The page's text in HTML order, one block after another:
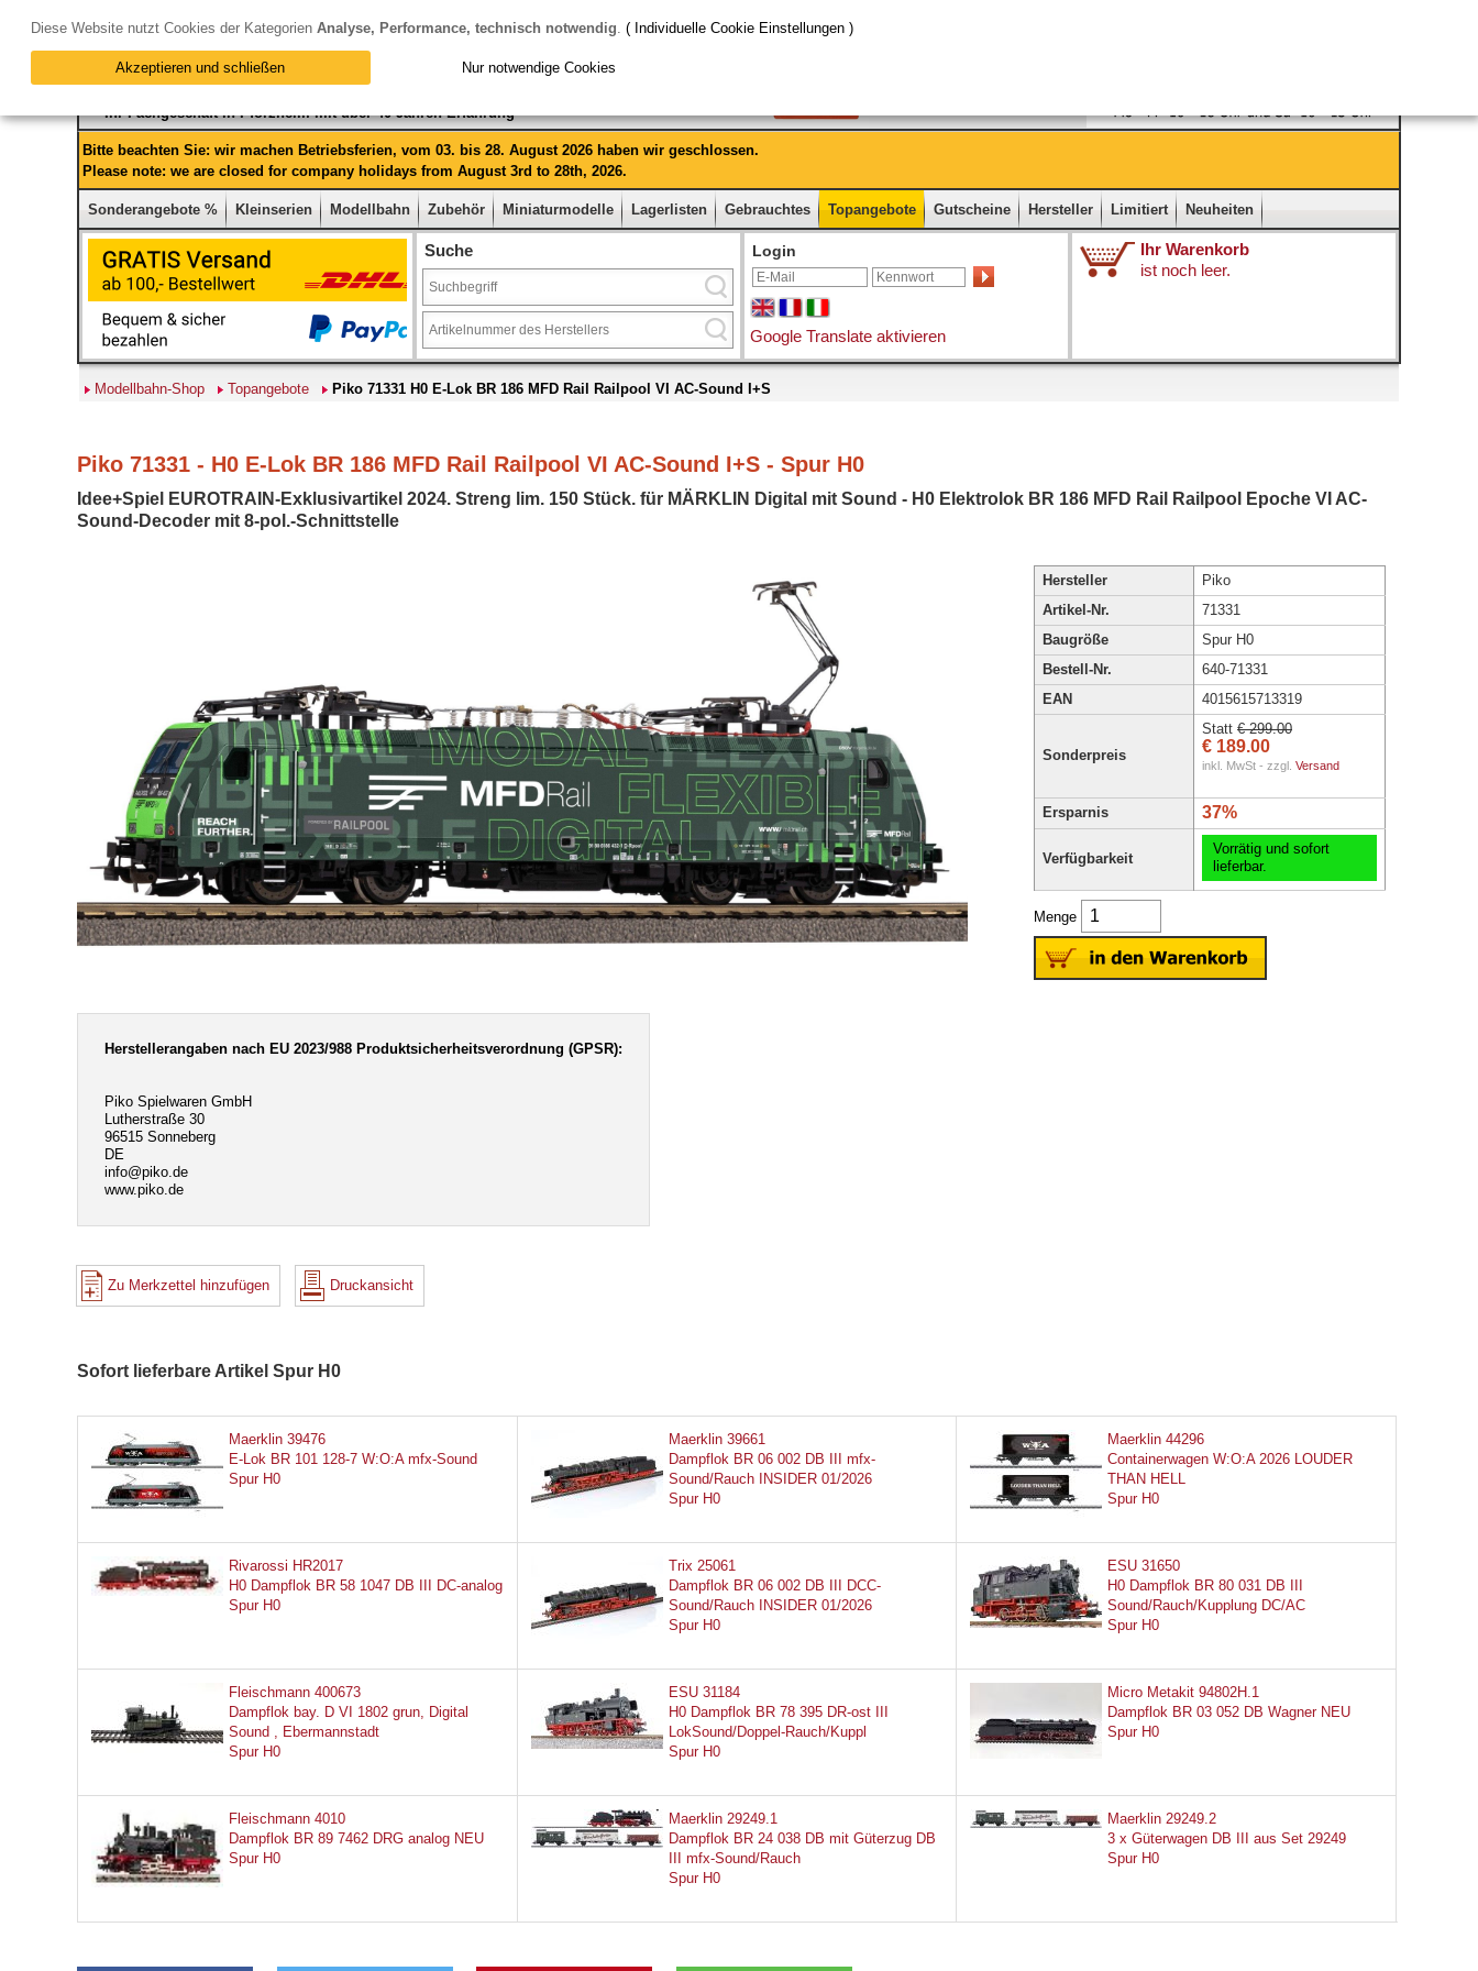
Ihr Fachgeschäft in Pforzheim mit über 40 Jahren Erfahrung
Bitte beachten Sie: wir machen Betriebsferien, vom 03. bis 28. August 2026 haben wir geschlossen.
Please note: we are closed for company holidays from August 3rd to 28th, 2026.
Sonderangebote % Kleinserien Modellbahn Zubehör Miniaturmodelle Lagerlisten Gebrauchtes Topangebote Gutscheine Hersteller Limitiert Neuheiten
Suche Login
Google Translate aktivieren
Ihr Warenkorb
ist noch leer.
Modellbahn-Shop Topangebote Piko 71331 H0 E-Lok BR 186 MFD Rail Railpool VI AC-Sound I+S
Piko 71331 - H0 E-Lok BR 186 MFD Rail Railpool VI AC-Sound I+S - Spur H0
Idee+Spiel EUROTRAIN-Exklusivartikel 2024. Streng lim. 150 Stück. für MÄRKLIN Digital mit Sound - H0 Elektrolok BR 186 MFD Rail Railpool Epoche VI AC-
Sound-Decoder mit 8-pol.-Schnittstelle
Hersteller
Piko
Artikel-Nr.
71331
Baugröße
Spur H0
Bestell-Nr.
640-71331
EAN
4015615713319
Sonderpreis
Statt € 299.00
€ 189.00
inkl. MwSt - zzgl. Versand
Ersparnis 37%
Verfügbarkeit
Vorrätig und sofort
lieferbar.
Menge
Herstellerangaben nach EU 2023/988 Produktsicherheitsverordnung (GPSR):
Piko Spielwaren GmbH
Lutherstraße 30
96515 Sonneberg
DE
info@piko.de
www.piko.de
Zu Merkzettel hinzufügen Druckansicht
Sofort lieferbare Artikel Spur H0
Maerklin 39476
E-Lok BR 101 128-7 W:O:A mfx-Sound
Spur H0
Maerklin 39661
Dampflok BR 06 002 DB III mfx-
Sound/Rauch INSIDER 01/2026
Spur H0
Maerklin 44296
Containerwagen W:O:A 2026 LOUDER
THAN HELL
Spur H0
Rivarossi HR2017
H0 Dampflok BR 58 1047 DB III DC-analog
Spur H0
Trix 25061
Dampflok BR 06 002 DB III DCC-
Sound/Rauch INSIDER 01/2026
Spur H0
ESU 31650
H0 Dampflok BR 80 031 DB III
Sound/Rauch/Kupplung DC/AC
Spur H0
Fleischmann 400673
Dampflok bay. D VI 1802 grun, Digital
Sound , Ebermannstadt
Spur H0
ESU 31184
H0 Dampflok BR 78 395 DR-ost III
LokSound/Doppel-Rauch/Kuppl
Spur H0
Micro Metakit 94802H.1
Dampflok BR 03 052 DB Wagner NEU
Spur H0
Fleischmann 4010
Dampflok BR 89 7462 DRG analog NEU
Spur H0
Maerklin 29249.1
Dampflok BR 24 038 DB mit Güterzug DB
III mfx-Sound/Rauch
Spur H0
Maerklin 29249.2
3 x Güterwagen DB III aus Set 29249
Spur H0
Diese Website nutzt Cookies der Kategorien Analyse, Performance, technisch notwendig. ( Individuelle Cookie Einstellungen )
Akzeptieren und schließen Nur notwendige Cookies